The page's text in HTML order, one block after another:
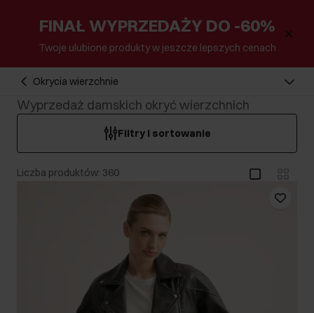
FINAŁ WYPRZEDAŻY DO -60%
Twoje ulubione produkty w jeszcze lepszych cenach
Okrycia wierzchnie
Wyprzedaż damskich okryć wierzchnich
Filtry i sortowanie
Liczba produktów: 360